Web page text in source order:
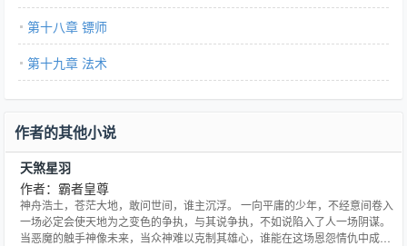
第十八章 镖师
第十九章 法术
作者的其他小说
天煞星羽
作者：霸者皇尊
神舟浩土，苍茫大地，敢问世间，谁主沉浮。 一向平庸的少年，不经意间卷入
一场必定会使天地为之变色的争执，与其说争执，不如说陷入了人一场阴谋。
当恶魔的触手神像未来，当众神难以克制其雄心，谁能在这场恩怨情仇中成为